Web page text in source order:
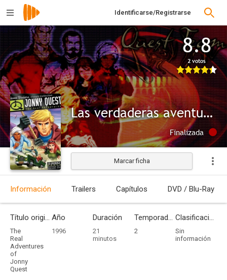
Identificarse/Registrarse
8.8
2 votos
Las verdaderas aventuras de Jonny Quest
Finalizada
Marcar ficha
Información Trailers Capítulos DVD / Blu-Ray
Título original
The
Real
Adventures
of
Jonny
Quest
Año
1996
Duración
21
minutos
Temporadas
2
Clasificación por edades
Sin
información